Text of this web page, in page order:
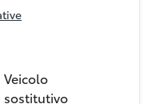
Veicolo
sostitutivo